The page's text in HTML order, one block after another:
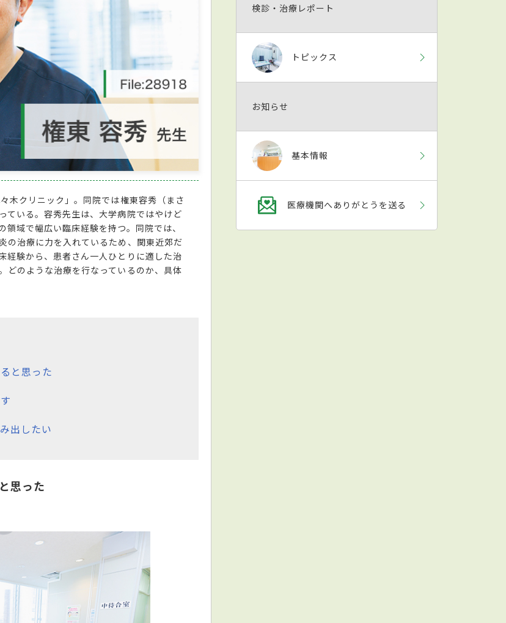
木クリニック」。同院では権東容秀（まさ
ている。容秀先生は、大学病院ではやけど
域で幅広い臨床経験を持つ。同院では、
の治療に力を入れているため、関東近郊だ
経験から、患者さん一人ひとりに適した治
どのような治療を行なっているのか、具体
と思った
出したい
思った
検診・治療レポート
トピックス
お知らせ
基本情報
医療機関へありがとうを送る